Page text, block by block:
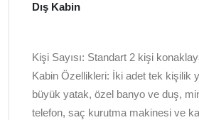
Dış Kabin
Kişi Sayısı: Standart 2 kişi
Kabin Özellikleri: İki adet tek kişilik
büyük yatak, özel banyo ve duş,
telefon, saç kurutma makinesi ve